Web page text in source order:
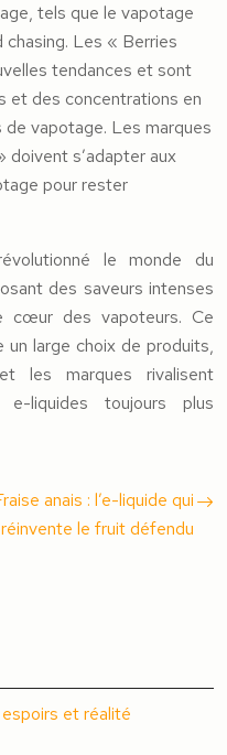
tels que le vapotage
Les « Berries
tendances et sont
et des concentrations en
vapotage. Les marques
doivent s’adapter aux
pour rester
le monde du
des saveurs intenses
cœur des vapoteurs. Ce
large choix de produits,
les marques rivalisent
liquides toujours plus
anais : l’e-liquide qui
réinvente le fruit défendu
et réalité